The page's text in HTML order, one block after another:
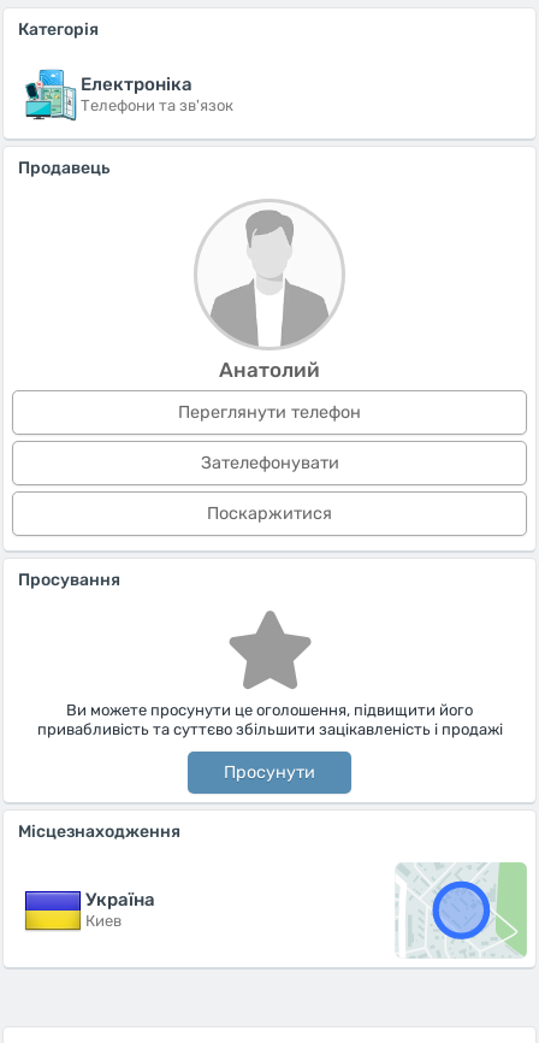
Категорія
Електроніка
Телефони та зв'язок
Продавець
Анатолий
Переглянути телефон
Зателефонувати
Поскаржитися
Просування
Ви можете просунути це оголошення, підвищити його
привабливість та суттєво збільшити зацікавленість і продажі
Просунути
Місцезнаходження
Україна
Киев